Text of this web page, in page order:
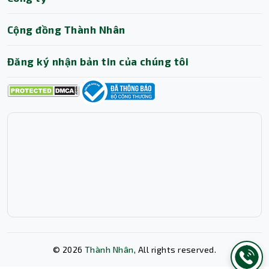
Cộng đồng Thành Nhân
Đăng ký nhận bản tin của chúng tôi
© 2026 Thành Nhân, All rights reserved.